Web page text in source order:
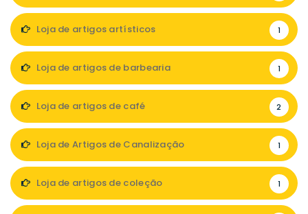
Loja de artigos artísticos 1
Loja de artigos de barbearia 1
Loja de artigos de café 2
Loja de Artigos de Canalização 1
Loja de artigos de coleção 1